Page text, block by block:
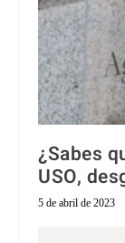
¿Sabes
USO,
5 de abril de 2023